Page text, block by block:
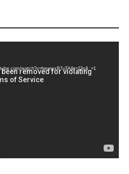
watch?v=heunxxB7uTA&t=22s&_=1